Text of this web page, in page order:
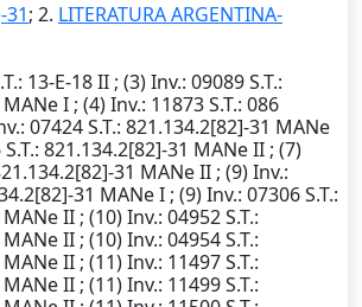
; 2. LITERATURA ARGENTINA-
: 13-E-18 II ; (3)Inv.: 09089S.T.:
I ; (4)Inv.: 11873S.T.: 086
: 07424S.T.: 821.134.2[82]-31 MANe
S.T.: 821.134.2[82]-31 MANe II ; (7)
31 MANe II ; (9)Inv.:
31 MANe I ; (9)Inv.: 07306S.T.:
II ; (10)Inv.: 04952S.T.:
II ; (10)Inv.: 04954S.T.:
II ; (11)Inv.: 11497S.T.:
II ; (11)Inv.: 11499S.T.: